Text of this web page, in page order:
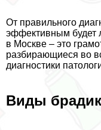
От правильного
эффективным будет
в Москве – это
разбирающиеся во
диагностики
Виды